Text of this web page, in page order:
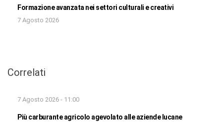
Formazione avanzata nei settori culturali e creativi
7 Agosto 2026
Correlati
7 Agosto 2026 - 11:00
Più carburante agricolo agevolato alle aziende lucane